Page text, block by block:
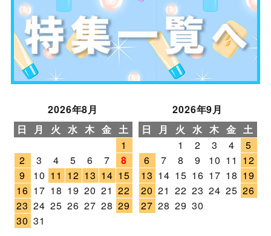
2026年8月
日
月 火 水 木 金 土
1
2
3 4 5 6 7
8
9
10 11 12 13 14 15
16 17 18 19 20 21 22
23 24 25 26 27 28 29
30 31
2026年9月
日
月 火 水 木 金 土
1
2 3 4
5
6
7 8 9 10 11 12
13 14 15 16 17 18 19
20 21 22 23 24 25 26
27 28 29 30